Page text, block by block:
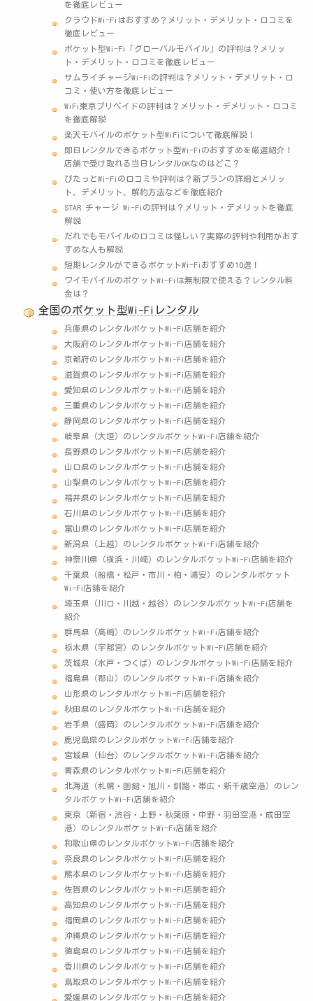
を徹底レビュー
クラウドWi-Fiはおすすめ？メリット・デメリット・口コミを
徹底レビュー
ポケット型Wi-Fi「グローバルモバイル」の評判は？メリッ
ト・デメリット・口コミを徹底レビュー
サムライチャージWi-Fiの評判は？メリット・デメリット・口
コミ・使い方を徹底レビュー
WiFi東京プリペイドの評判は？メリット・デメリット・口コミ
を徹底解説
楽天モバイルのポケット型WiFiについて徹底解説！
即日レンタルできるポケット型Wi-Fiのおすすめを厳選紹介！
店舗で受け取れる当日レンタルOKなのはどこ？
ぴたっとWi-Fiの口コミや評判は？新プランの詳細とメリッ
ト、デメリット、解約方法などを徹底紹介
STAR チャージ Wi-Fiの評判は？メリット・デメリットを徹底
解説
だれでもモバイルの口コミは怪しい？実際の評判や利用がおす
すめな人も解説
短期レンタルができるポケットWi-Fiおすすめ10選！
ワイモバイルのポケットWi-Fiは無制限で使える？レンタル料
金は？
全国のポケット型Wi-Fiレンタル
兵庫県のレンタルポケットWi-Fi店舗を紹介
大阪府のレンタルポケットWi-Fi店舗を紹介
京都府のレンタルポケットWi-Fi店舗を紹介
滋賀県のレンタルポケットWi-Fi店舗を紹介
愛知県のレンタルポケットWi-Fi店舗を紹介
三重県のレンタルポケットWi-Fi店舗を紹介
静岡県のレンタルポケットWi-Fi店舗を紹介
岐阜県（大垣）のレンタルポケットWi-Fi店舗を紹介
長野県のレンタルポケットWi-Fi店舗を紹介
山口県のレンタルポケットWi-Fi店舗を紹介
山梨県のレンタルポケットWi-Fi店舗を紹介
福井県のレンタルポケットWi-Fi店舗を紹介
石川県のレンタルポケットWi-Fi店舗を紹介
富山県のレンタルポケットWi-Fi店舗を紹介
新潟県（上越）のレンタルポケットWi-Fi店舗を紹介
神奈川県（横浜・川崎）のレンタルポケットWi-Fi店舗を紹介
千葉県（船橋・松戸・市川・柏・浦安）のレンタルポケット
Wi-Fi店舗を紹介
埼玉県（川口・川越・越谷）のレンタルポケットWi-Fi店舗を
紹介
群馬県（高崎）のレンタルポケットWi-Fi店舗を紹介
栃木県（宇都宮）のレンタルポケットWi-Fi店舗を紹介
茨城県（水戸・つくば）のレンタルポケットWi-Fi店舗を紹介
福島県（郡山）のレンタルポケットWi-Fi店舗を紹介
山形県のレンタルポケットWi-Fi店舗を紹介
秋田県のレンタルポケットWi-Fi店舗を紹介
岩手県（盛岡）のレンタルポケットWi-Fi店舗を紹介
鹿児島県のレンタルポケットWi-Fi店舗を紹介
宮城県（仙台）のレンタルポケットWi-Fi店舗を紹介
青森県のレンタルポケットWi-Fi店舗を紹介
北海道（札幌・函館・旭川・釧路・帯広・新千歳空港）のレン
タルポケットWi-Fi店舗を紹介
東京（新宿・渋谷・上野・秋葉原・中野・羽田空港・成田空
港）のレンタルポケットWi-Fi店舗を紹介
和歌山県のレンタルポケットWi-Fi店舗を紹介
奈良県のレンタルポケットWi-Fi店舗を紹介
熊本県のレンタルポケットWi-Fi店舗を紹介
佐賀県のレンタルポケットWi-Fi店舗を紹介
高知県のレンタルポケットWi-Fi店舗を紹介
福岡県のレンタルポケットWi-Fi店舗を紹介
沖縄県のレンタルポケットWi-Fi店舗を紹介
徳島県のレンタルポケットWi-Fi店舗を紹介
香川県のレンタルポケットWi-Fi店舗を紹介
鳥取県のレンタルポケットWi-Fi店舗を紹介
愛媛県のレンタルポケットWi-Fi店舗を紹介